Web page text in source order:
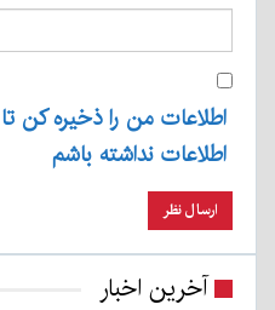
اطلاعات من را ذخیره کن تا
اطلاعات نداشته باشم
آخرین اخبار